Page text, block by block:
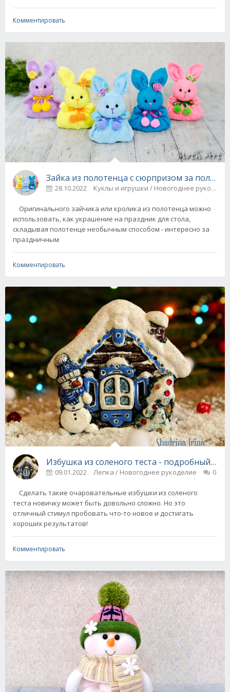
Комментировать
Зайка из полотенца с сюрпризом за
28.10.2022 Куклы и игрушки / Новогоднее
Оригинального зайчика или кролика из полотенца можно
использовать, как украшение на праздник для стола,
складывая полотенце необычным способом - интересно за
праздничным
Комментировать
Избушка из соленого теста - подробный
09.01.2022 Лепка / Новогоднее рукоделие 0
Сделать такие очаровательные избушки из соленого
теста новичку может быть довольно сложно. Но это
отличный стимул пробовать что-то новое и достигать
хороших результатов!
Комментировать